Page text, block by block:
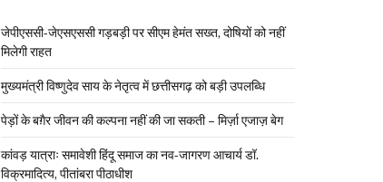
जेपीएससी-जेएसएससी गड़बड़ी पर सीएम हेमंत सख्त, दोषियों को नहीं
मिलेगी राहत
मुख्यमंत्री विष्णुदेव साय के नेतृत्व में छत्तीसगढ़ को बड़ी उपलब्धि
पेड़ों के बग़ैर जीवन की कल्पना नहीं की जा सकती – मिर्ज़ा एजाज़ बेग
कांवड़ यात्राः समावेशी हिंदू समाज का नव-जागरण आचार्य डॉ.
विक्रमादित्य, पीतांबरा पीठाधीश